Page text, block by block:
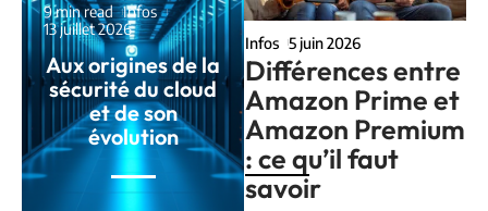
9 min read Infos
13 juillet 2026
Aux origines de la
sécurité du cloud
et de son
évolution
Infos 5 juin 2026
Différences entre
Amazon Prime et
Amazon Premium
: ce qu’il faut
savoir